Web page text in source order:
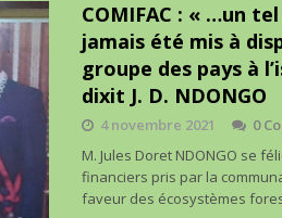
COMIFAC : « …un
jamais été mis à
groupe des pays à
dixit J. D. NDONGO
4 novembre 2021
0
M. Jules Doret NDONGO se
financiers pris par la
faveur des écosystèmes